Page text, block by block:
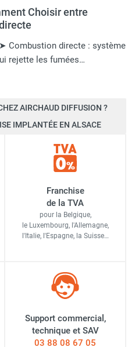
Choisir entre
Combustion directe : système
rejette les fumées…
AIRCHAUD DIFFUSION ?
IMPLANTÉE EN ALSACE
Franchise
de la TVA
pour la Belgique,
le Luxembourg, l'Allemagne,
l'Italie, l'Espagne, la Suisse…
Support commercial,
technique et SAV
03 88 08 67 05